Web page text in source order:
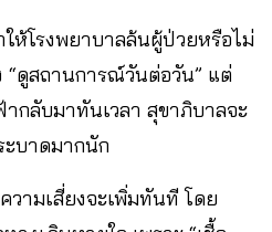
ห้โรงพยาบาลล้นผู้ป่วยหรือไม่
“ดูสถานการณ์วันต่อวัน” แต่
กลับมาทันเวลา สุขาภิบาลจะ
ะบาดมากนัก
ามเสี่ยงจะเพิ่มทันที โดย